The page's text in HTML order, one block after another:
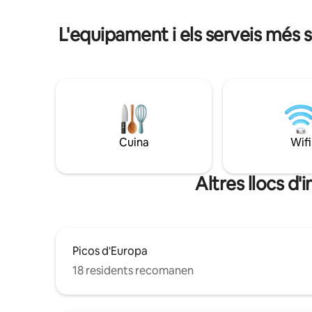
de pedra natural amb zona per prendre
el sol. - Fonts, jardins i terrasses
L'equipament i els serveis més
Cuina Wifi
Altres llocs
Picos d'Europa
18 residents recomanen